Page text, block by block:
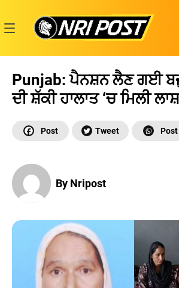
content
Punjab: ਪੈਨਸ਼ਨ ਲੈਣ ਗਈ
ਦੀ ਸ਼ੱਕੀ ਹਾਲਾਤ ‘ਚ ਮਿਲੀ ਲਾਸ਼
By Nripost